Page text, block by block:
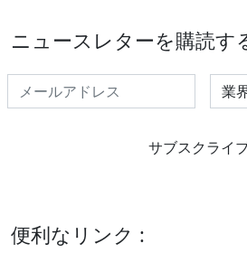
ニュースレターを購読す
サブスクライ
便利なリンク :